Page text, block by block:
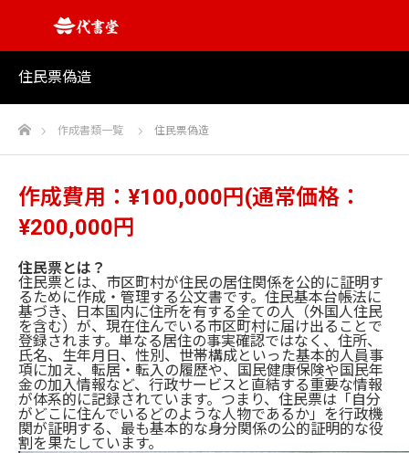
住民票偽造
ホーム作成書類一覧 住民票偽造
作成費用：¥100,000円(通常価格：
¥200,000円
住民票とは？
住民票とは、市区町村が住民の居住関係を公的に証明す
るために作成・管理する公文書です。住民基本台帳法に
基づき、日本国内に住所を有する全ての人（外国人住民
を含む）が、現在住んでいる市区町村に届け出ることで
登録されます。単なる居住の事実確認ではなく、住所、
氏名、生年月日、性別、世帯構成といった基本的人員事
項に加え、転居・転入の履歴や、国民健康保険や国民年
金の加入情報など、行政サービスと直結する重要な情報
が体系的に記録されています。つまり、住民票は「自分
がどこに住んでいるどのような人物であるか」を行政機
関が証明する、最も基本的な身分関係の公的証明的な役
割を果たしています。